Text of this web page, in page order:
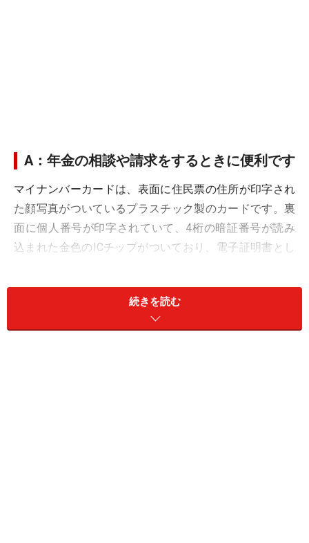
A：年金の相談や請求をするときに便利です
マイナンバーカードは、表面に住民票の住所が印字され
た顔写真がついているプラスチック製のカードです。裏
面に個人番号が印字されていて、4桁の暗証番号が読み
込まれた金色のICチップがついており、電子証明書とし
年金の各種届け出・申請についてもマイナンバーで行え
るようになったほか、年金給付関係等の事務手続きにつ
続きを読む